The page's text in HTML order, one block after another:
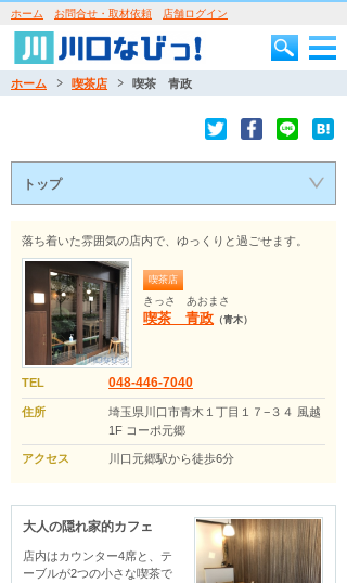
ホーム お問合せ・取材依頼 店舗ログイン
ホーム 喫茶店 喫茶 青政
トップ
落ち着いた雰囲気の店内で、ゆっくりと過ごせます。
喫茶店
きっさ あおまさ
喫茶 青政 （青木）
TEL 048-446-7040
住所
埼玉県川口市青木１丁目１７−３４ 風越
1F コーポ元郷
アクセス 川口元郷駅から徒歩6分
大人の隠れ家的カフェ
店内はカウンター4席と、テ
ーブルが2つの小さな喫茶で